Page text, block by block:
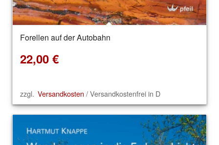
Forellen auf der Autobahn
22,00 €
zzgl. Versandkosten / Versandkostenfrei in D